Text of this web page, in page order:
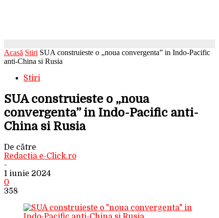
Acasă Stiri SUA construieste o „noua convergenta” in Indo-Pacific
anti-China si Rusia
Stiri
SUA construieste o „noua
convergenta” in Indo-Pacific anti-
China si Rusia
De către
Redactia e-Click.ro
-
1 iunie 2024
0
358